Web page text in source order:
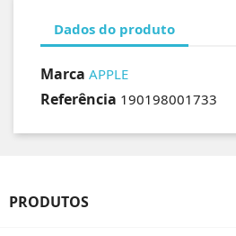
Dados do produto
Marca APPLE
Referência 190198001733
PRODUTOS